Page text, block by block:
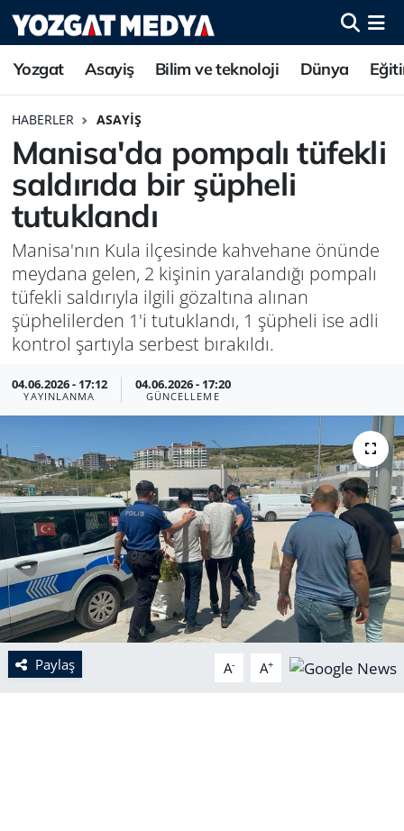
Yozgat Asayiş Bilim ve teknoloji Dünya
HABERLER ASAYIŞ
Manisa'da pompalı tüfekli
saldırıda bir şüpheli
tutuklandı
Manisa'nın Kula ilçesinde kahvehane önünde
meydana gelen, 2 kişinin yaralandığı pompalı
tüfekli saldırıyla ilgili gözaltına alınan
şüphelilerden 1'i tutuklandı, 1 şüpheli ise adli
kontrol şartıyla serbest bırakıldı.
04.06.2026 - 17:12
YAYINLANMA
04.06.2026 - 17:20
GÜNCELLEME
Paylaş A- A+